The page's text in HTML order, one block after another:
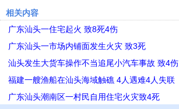
相关内容
广东汕头一住宅起火 致8死4伤
广东汕头一市场内铺面发生火灾 致3死
汕头发生大货车操作不当追尾小汽车事故 致4伤
福建一艘渔船在汕头海域触礁 4人遇难4人失联
广东汕头潮南区一村民自用住宅火灾致4死